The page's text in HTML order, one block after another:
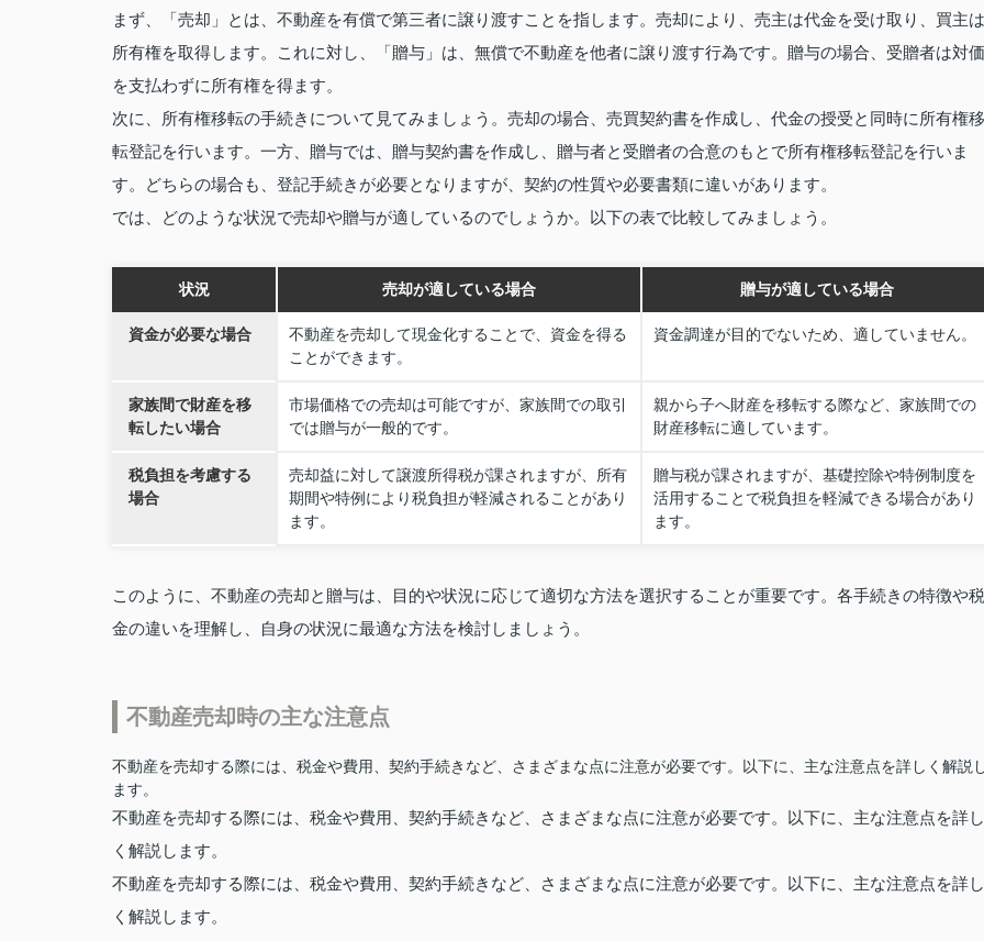
まず、「売却」とは、不動産を有償で第三者に譲り渡すことを指します。売却により、売主は代金を受け取り、買主は
所有権を取得します。これに対し、「贈与」は、無償で不動産を他者に譲り渡す行為です。贈与の場合、受贈者は対価
を支払わずに所有権を得ます。
次に、所有権移転の手続きについて見てみましょう。売却の場合、売買契約書を作成し、代金の授受と同時に所有権移
転登記を行います。一方、贈与では、贈与契約書を作成し、贈与者と受贈者の合意のもとで所有権移転登記を行いま
す。どちらの場合も、登記手続きが必要となりますが、契約の性質や必要書類に違いがあります。
では、どのような状況で売却や贈与が適しているのでしょうか。以下の表で比較してみましょう。
状況 売却が適している場合 贈与が適している場合
資金が必要な場合
不動産を売却して現金化することで、資金を得る
ことができます。
資金調達が目的でないため、適していません。
家族間で財産を移
転したい場合
市場価格での売却は可能ですが、家族間での取引
では贈与が一般的です。
親から子へ財産を移転する際など、家族間での
財産移転に適しています。
税負担を考慮する
場合
売却益に対して譲渡所得税が課されますが、所有
期間や特例により税負担が軽減されることがあり
ます。
贈与税が課されますが、基礎控除や特例制度を
活用することで税負担を軽減できる場合があり
ます。
このように、不動産の売却と贈与は、目的や状況に応じて適切な方法を選択することが重要です。各手続きの特徴や税
金の違いを理解し、自身の状況に最適な方法を検討しましょう。
不動産売却時の主な注意点
不動産を売却する際には、税金や費用、契約手続きなど、さまざまな点に注意が必要です。以下に、主な注意点を詳しく解説
ます。
不動産を売却する際には、税金や費用、契約手続きなど、さまざまな点に注意が必要です。以下に、主な注意点を詳し
く解説します。
不動産を売却する際には、税金や費用、契約手続きなど、さまざまな点に注意が必要です。以下に、主な注意点を詳し
く解説します。